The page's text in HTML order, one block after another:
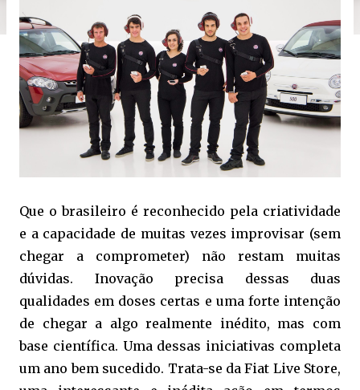
Que o brasileiro é reconhecido pela criatividade
e a capacidade de muitas vezes improvisar (sem
chegar a comprometer) não restam muitas
dúvidas. Inovação precisa dessas duas
qualidades em doses certas e uma forte intenção
de chegar a algo realmente inédito, mas com
base científica. Uma dessas iniciativas completa
um ano bem sucedido. Trata-se da Fiat Live Store,